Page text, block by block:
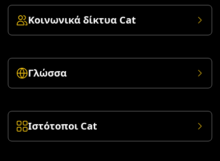
Κοινωνικά δίκτυα Cat
Γλώσσα
Ιστότοποι Cat